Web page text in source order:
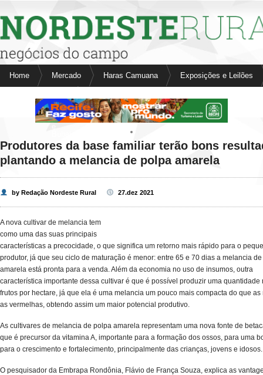
Nordeste Rural
Fale conosco Anuncie aqui
Home Mercado
Aves
Bovinos
Cavalos
Suínos
Haras Camuana Exposições e Leilões
Produtores da base familiar terão bons
plantando a melancia de polpa amarela
by Redação Nordeste Rural 27.dez 2021
A nova cultivar de melancia tem
como uma das suas principais
características a precocidade, o que significa um retorno mais rápido para o
produtor, já que seu ciclo de maturação é menor: entre 65 e 70 dias a melancia
amarela está pronta para a venda. Além da economia no uso de insumos, outra
característica importante dessa cultivar é que é possível produzir uma quantidade
frutos por hectare, já que ela é uma melancia um pouco mais compacta do que as
as vermelhas, obtendo assim um maior potencial produtivo.
As cultivares de melancia de polpa amarela representam uma nova fonte de
que é precursor da vitamina A, importante para a formação dos ossos, para uma
para o crescimento e fortalecimento, principalmente das crianças, jovens e idosos.
O pesquisador da Embrapa Rondônia, Flávio de França Souza, explica as